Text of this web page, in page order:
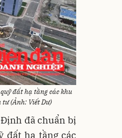
đất hạ tầng các khu
tư (Ảnh: Viết Dư)
đã chuẩn bị
đất hạ tầng các